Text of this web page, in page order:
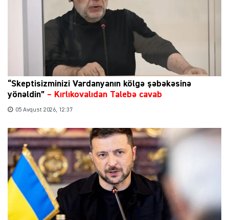
“Skeptisizminizi Vardanyanın kölgə şəbəkəsinə
yönəldin” – Kırlıkovalıdan Talebə cavab
05 Avqust 2026, 12:37